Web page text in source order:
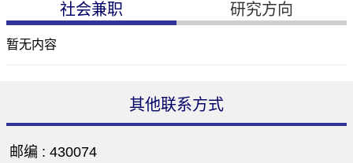
社会兼职 研究方向
暂无内容
其他联系方式
邮编 :430074